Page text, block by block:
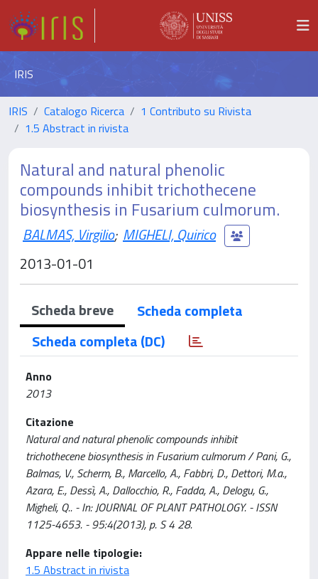
IRIS
IRIS Catalogo Ricerca
1 Contributo su Rivista
1.5 Abstract in rivista
Natural and natural phenolic
compounds inhibit trichothecene
biosynthesis in Fusarium culmorum.
BALMAS, Virgilio; MIGHELI, Quirico
2013-01-01
Scheda breve
Scheda completa
Scheda completa (DC)
Anno
2013
Citazione
Natural and natural phenolic compounds inhibit
trichothecene biosynthesis in Fusarium culmorum / Pani, G.,
Balmas, V., Scherm, B., Marcello, A., Fabbri, D., Dettori, M.a.,
Azara, E., Dessì, A., Dallocchio, R., Fadda, A., Delogu, G.,
Migheli, Q.. - In: JOURNAL OF PLANT PATHOLOGY. - ISSN
1125-4653. - 95:4(2013), p. S 4 28.
Appare nelle tipologie:
1.5 Abstract in rivista